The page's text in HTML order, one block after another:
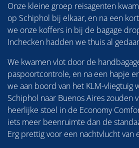
Onze kleine groep reisagenten
op Schiphol bij elkaar, en na een
we onze koffers in bij de bagage
Inchecken hadden we thuis al
We kwamen vlot door de
paspoortcontrole, en na een hapje
we aan boord van het KLM-vliegtuig
Schiphol naar Buenos Aires zouden
heerlijke stoel in de Economy
iets meer beenruimte dan de
Erg prettig voor een nachtvlucht van